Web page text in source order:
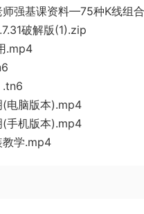
师强基课资料—75种K线组
破解版(1).zip
.mp4
.tn6
(电脑版本).mp4
(手机版本).mp4
教学.mp4